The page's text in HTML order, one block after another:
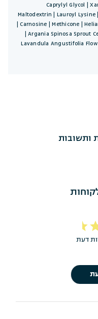
Caprylyl Glycol |
Maltodextrin | Lauroyl
| Carnosine | Methicone |
| Argania Spinosa Sprout
Lavandula Angustifolia
ותשובות